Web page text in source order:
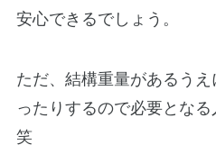
安心できるでしょう。
ただ、結構重量があるう
ったりするので必要とな
笑